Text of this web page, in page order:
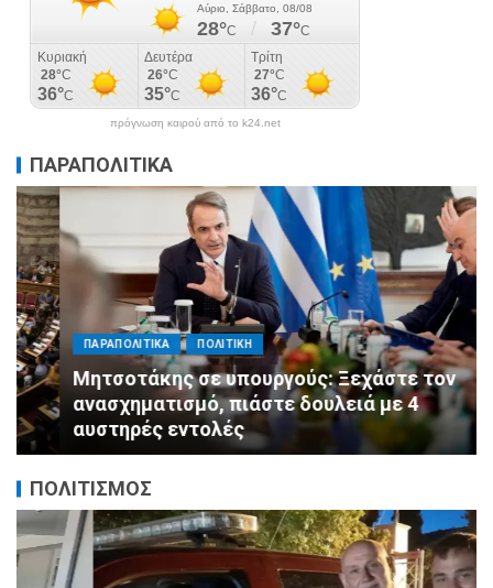
πρόγνωση καιρού από το k24.net
ΠΑΡΑΠΟΛΙΤΙΚΑ
ΠΑΡΑΠΟΛΙΤΙΚΑ ΠΟΛΙΤΙΚΗ
Μητσοτάκης σε υπουργούς: Ξεχάστε τον
ανασχηματισμό, πιάστε δουλειά με 4
αυστηρές εντολές
ΠΟΛΙΤΙΣΜΟΣ